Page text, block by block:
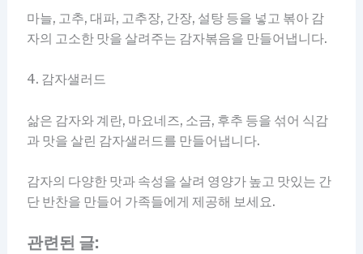
마늘, 고추, 대파, 고추장, 간장, 설탕 등을 넣고 볶아 감
자의 고소한 맛을 살려주는 감자볶음을 만들어냅니다.
4. 감자샐러드
삶은 감자와 계란, 마요네즈, 소금, 후추 등을 섞어 식감
과 맛을 살린 감자샐러드를 만들어냅니다.
감자의 다양한 맛과 속성을 살려 영양가 높고 맛있는 간
단 반찬을 만들어 가족들에게 제공해 보세요.
관련된 글: